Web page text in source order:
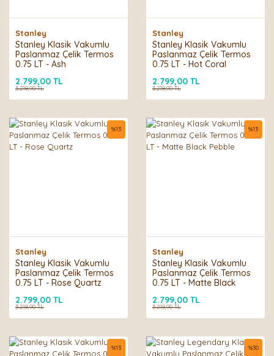
Stanley
Stanley Klasik Vakumlu
Paslanmaz Çelik Termos
0.75 LT - Ash
2.799,00 TL
3.218,90 TL
Stanley
Stanley Klasik Vakumlu
Paslanmaz Çelik Termos
0.75 LT - Hot Coral
2.799,00 TL
3.218,90 TL
Stanley
Stanley Klasik Vakumlu
Paslanmaz Çelik Termos
0.75 LT - Rose Quartz
%13
2.799,00 TL
3.218,90 TL
Stanley
Stanley Klasik Vakumlu
Paslanmaz Çelik Termos
0.75 LT - Matte Black
%13
2.799,00 TL
3.218,90 TL
%13 %30